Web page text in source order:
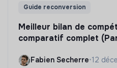
Guide reconversion
Meilleur bilan de
comparatif complet
Fabien Secherre•12